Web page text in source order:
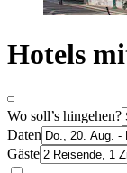
Hotels
Wo soll’s hingehen?
Daten
Gäste